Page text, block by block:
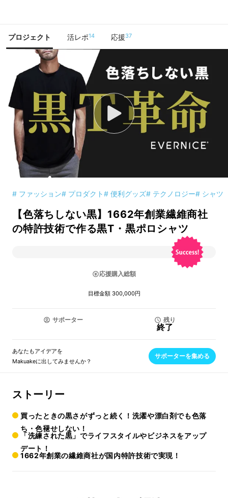
プロジェクト 活レポ14 応援37
# ファッション# プロダクト# 便利グッズ# テクノロジー# シャツ
【色落ちしない黒】1662年創業繊維商社
の特許技術で作る黒T・黒ポロシャツ
応援購入総額
目標金額 300,000円
サポーター 残り
終了
あなたもアイデアを
Makuakeに出してみませんか？
サポーターを集める
ストーリー
買ったときの黒さがずっと続く！洗濯や漂白剤でも色落
ち・色褪せしない！
「洗練された黒」でライフスタイルやビジネスをアップ
デート！
1662年創業の繊維商社が国内特許技術で実現！